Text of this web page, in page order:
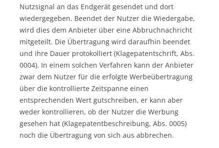
Nutzsignal an das Endgerät gesendet und dort
wiedergegeben. Beendet der Nutzer die Wiedergabe,
wird dies dem Anbieter über eine Abbruchnachricht
mitgeteilt. Die Übertragung wird daraufhin beendet
und ihre Dauer protokolliert (Klagepatentschrift, Abs.
0004). In einem solchen Verfahren kann der Anbieter
zwar dem Nutzer für die erfolgte Werbeübertragung
über die kontrollierte Zeitspanne einen
entsprechenden Wert gutschreiben, er kann aber
weder kontrollieren, ob der Nutzer die Werbung
gesehen hat (Klagepatentbeschreibung, Abs. 0005)
noch die Übertragung von sich aus abbrechen.